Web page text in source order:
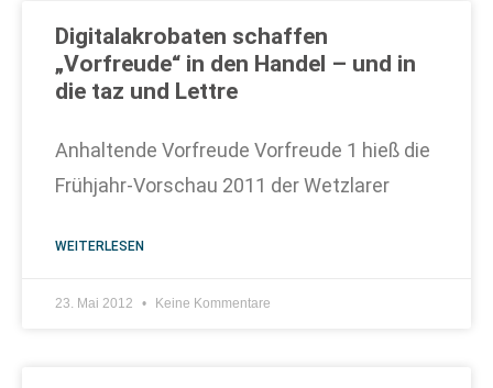
Digitalakrobaten schaffen
„Vorfreude“ in den Handel – und in
die taz und Lettre
Anhaltende Vorfreude Vorfreude 1 hieß die
Frühjahr-Vorschau 2011 der Wetzlarer
WEITERLESEN
23. Mai 2012 Keine Kommentare